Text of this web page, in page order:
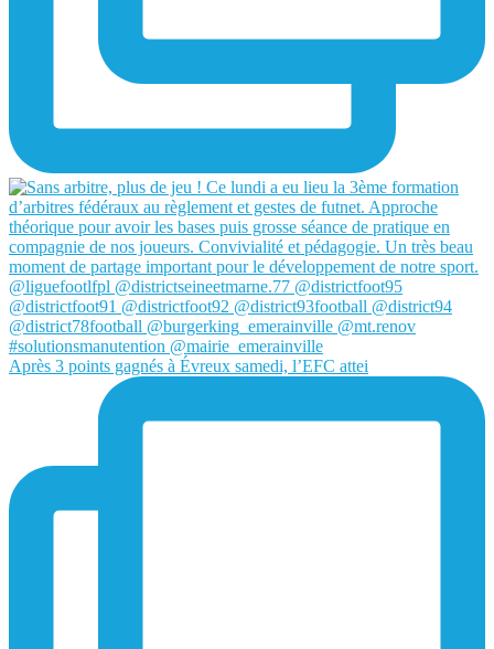
Après 3 points gagnés à Évreux samedi, l’EFC attei